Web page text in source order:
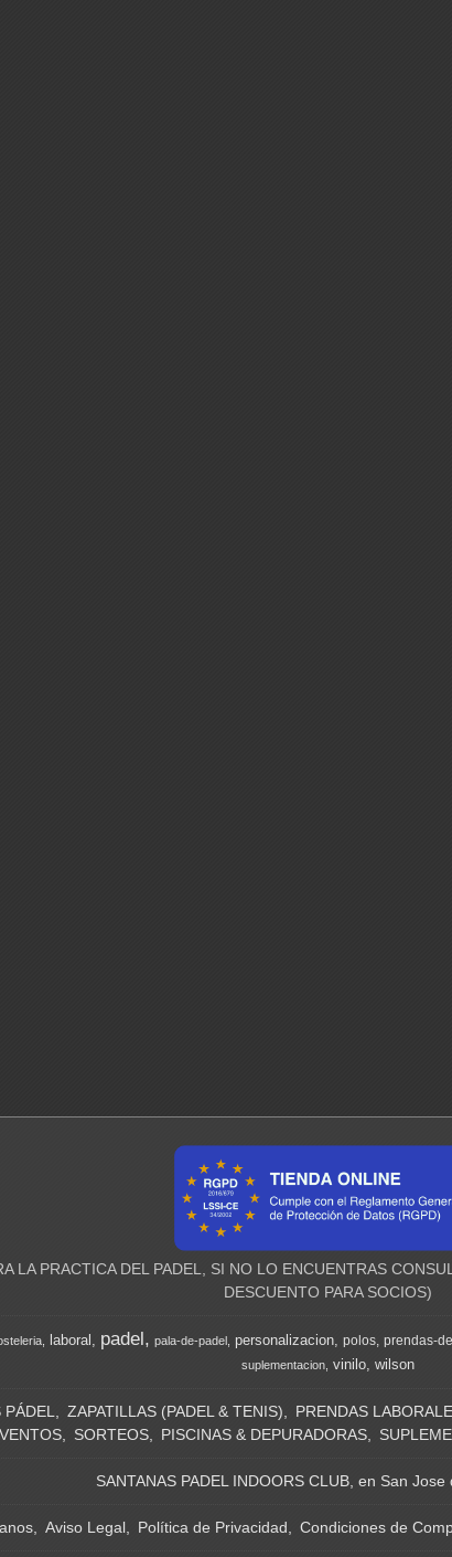
LA PRACTICA DEL PADEL, SI NO LO ENCUENTRAS
DESCUENTO PARA SOCIOS)
laboral padel pala-de-padel personalizacion polos prendas-
suplementacion vinilo wilson
PÁDEL ZAPATILLAS (PADEL & TENIS) PRENDAS
SORTEOS PISCINAS & DEPURADORAS
SANTANAS PADEL INDOORS CLUB, en San
Aviso Legal Política de Privacidad Condiciones de